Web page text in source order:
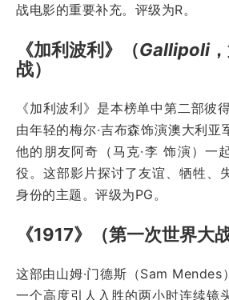
战电影的重要补充。评级为R。
《加利波利》（Gallipoli
战）
《加利波利》是本榜单中第二部彼
由年轻的梅尔·吉布森饰演澳大利亚
他的朋友阿奇（马克·李 饰演）一
役。这部影片探讨了友谊、牺牲、
身份的主题。评级为PG。
《1917》（第一次世界大战
这部由山姆·门德斯（Sam Mendes
一个高度引人入胜的两小时连续镜